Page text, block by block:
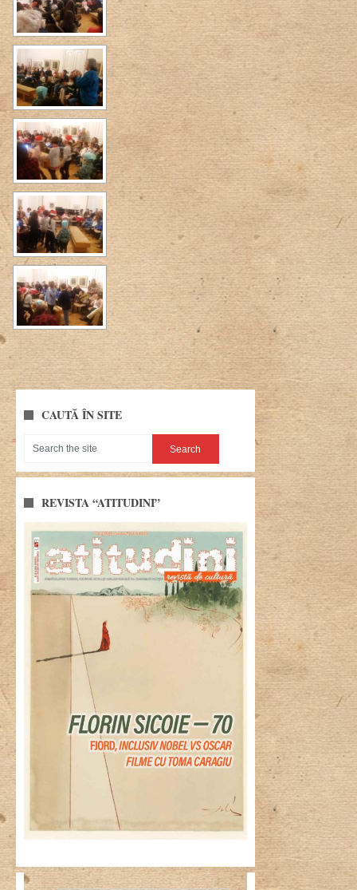
CAUTĂ ÎN SITE
REVISTA “ATITUDINI”